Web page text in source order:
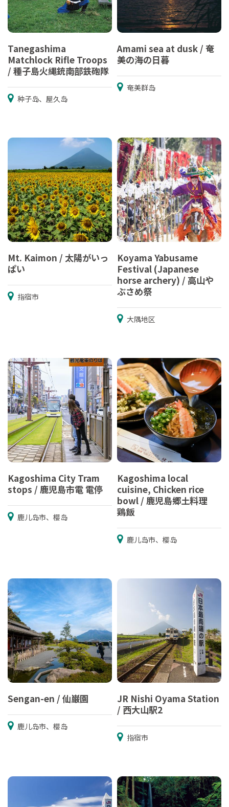
Tanegashima
Matchlock Rifle Troops
/ 種子島火縄銃南部鉄砲隊
种子岛、屋久岛
Amami sea at dusk / 奄
美の海の日暮
奄美群岛
Mt. Kaimon / 太陽がいっ
ぱい
指宿市
Koyama Yabusame
Festival (Japanese
horse archery) / 高山や
ぶさめ祭
大隅地区
Kagoshima City Tram
stops / 鹿児島市電 電停
鹿儿岛市、樱岛
Kagoshima local
cuisine, Chicken rice
bowl / 鹿児島郷土料理
鶏飯
鹿儿岛市、樱岛
Sengan-en / 仙巌園
鹿儿岛市、樱岛
JR Nishi Oyama Station
/ 西大山駅2
指宿市